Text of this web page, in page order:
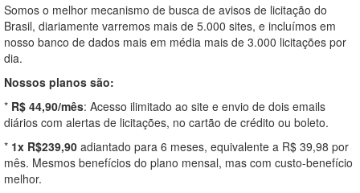
Somos o melhor mecanismo de busca de avisos de licitação do
Brasil, diariamente varremos mais de 5.000 sites, e incluímos em
nosso banco de dados mais em média mais de 3.000 licitações por
dia.
Nossos planos são:
* R$ 44,90/mês: Acesso ilimitado ao site e envio de dois emails
diários com alertas de licitações, no cartão de crédito ou boleto.
* 1x R$239,90 adiantado para 6 meses, equivalente a R$ 39,98 por
mês. Mesmos benefícios do plano mensal, mas com custo-benefício
melhor.